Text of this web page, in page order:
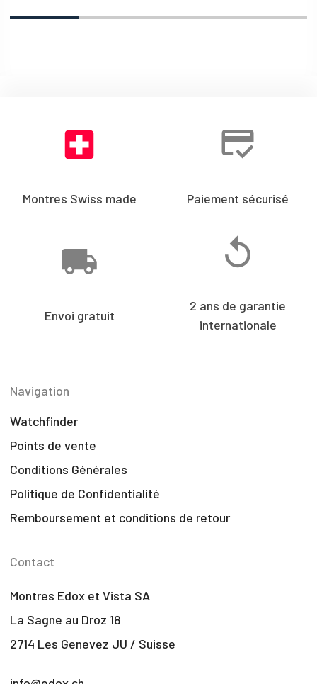
Montres Swiss made Paiement sécurisé
Envoi gratuit
2 ans de garantie
internationale
Navigation
Watchfinder
Points de vente
Conditions Générales
Politique de Confidentialité
Remboursement et conditions de retour
Contact
Montres Edox et Vista SA
La Sagne au Droz 18
2714 Les Genevez JU / Suisse